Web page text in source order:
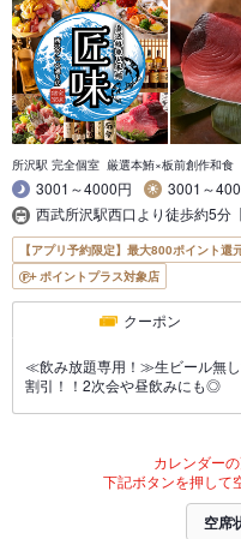
所沢駅 完全個室 厳選本鮪×板前創作和食
3001～4000円
3001～
西武所沢駅西口より徒歩約5分
【アプリ予約限定】最大800ポイント還
ポイントプラス対象店
クーポン
≪飲み放題専用！≫生ビール無
割引！！2次会や昼飲みにも◎
カレンダー
下記ボタンを押して
空席